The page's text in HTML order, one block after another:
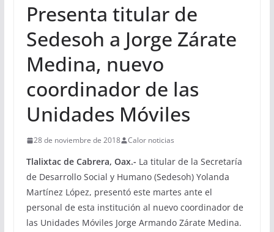
Presenta titular de
Sedesoh a Jorge Zárate
Medina, nuevo
coordinador de las
Unidades Móviles
28 de noviembre de 2018 Calor noticias
Tlalixtac de Cabrera, Oax.- La titular de la Secretaría
de Desarrollo Social y Humano (Sedesoh) Yolanda
Martínez López, presentó este martes ante el
personal de esta institución al nuevo coordinador de
las Unidades Móviles Jorge Armando Zárate Medina.